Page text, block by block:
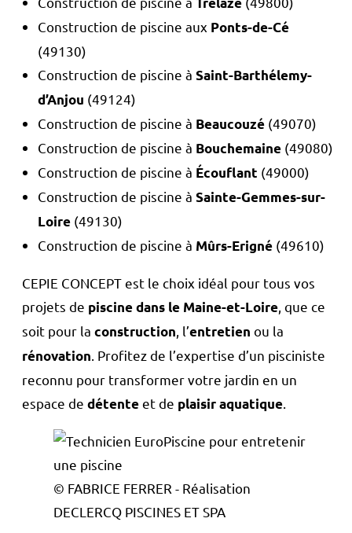
Construction de piscine aux Ponts-de-Cé
(49130)
Construction de piscine à Saint-Barthélemy-
d’Anjou (49124)
Construction de piscine à Beaucouzé (49070)
Construction de piscine à Bouchemaine (49080)
Construction de piscine à Écouflant (49000)
Construction de piscine à Sainte-Gemmes-sur-
Loire (49130)
Construction de piscine à Mûrs-Erigné (49610)
CEPIE CONCEPT est le choix idéal pour tous vos
projets de piscine dans le Maine-et-Loire , que ce
soit pour la construction , l’entretien ou la
rénovation . Profitez de l’expertise d’un pisciniste
reconnu pour transformer votre jardin en un
espace de détenteet de plaisir aquatique
© FABRICE FERRER - Réalisation
DECLERCQ PISCINES ET SPA